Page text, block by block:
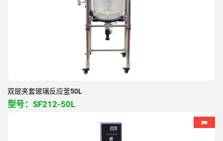
双层夹套玻璃反应釜50L
型号： SF212-50L